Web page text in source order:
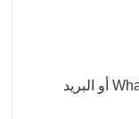
1. الدعم الفني عن طريق الهاتف Whatsapp أو البريد